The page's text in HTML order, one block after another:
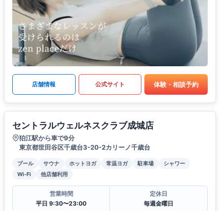
店舗情報 公式サイト 体験・相談予約
セントラルウェルネスクラブ成城店
狛江駅から車で9分
東京都世田谷区千歳台3-20-2カリーノ千歳台
プール サウナ ホットヨガ 常温ヨガ 駐車場
シャワー
Wi-Fi
他店舗利用
営業時間
平日 9:30〜23:00
定休日
毎週金曜日